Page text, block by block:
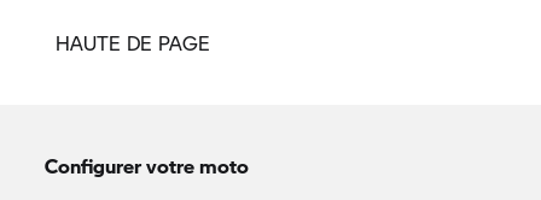
HAUTE DE PAGE
Configurer votre moto